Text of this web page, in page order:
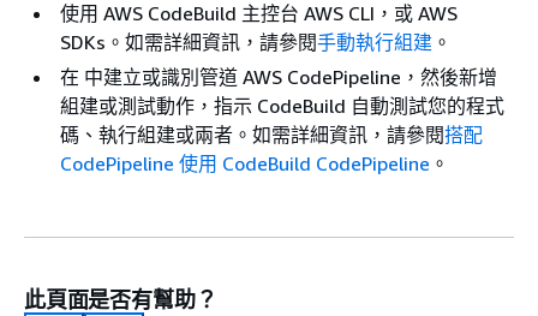
使用 AWS CodeBuild 主控台 AWS CLI，或 AWS
SDKs。如需詳細資訊，請參閱手動執行組建 。
在 中建立或識別管道 AWS CodePipeline，然後新增
組建或測試動作，指示 CodeBuild 自動測試您的程式
碼、執行組建或兩者。如需詳細資訊，請參閱搭配
CodePipeline 使用 CodeBuild CodePipeline 。
此頁面是否有幫助？